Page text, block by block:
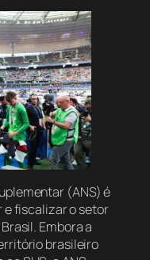
(ANS) é
e fiscalizar o setor
Embora a
brasileiro